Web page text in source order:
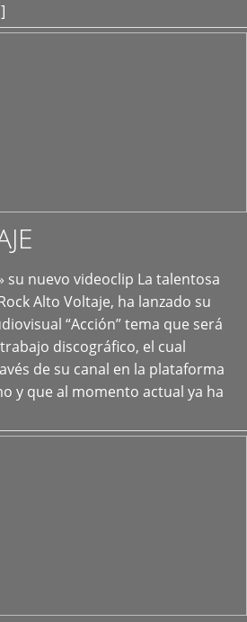
su nuevo videoclip La talentosa
Alto Voltaje, ha lanzado su
“Acción” tema que será
discográfico, el cual
de su canal en la plataforma
y que al momento actual ya ha
+